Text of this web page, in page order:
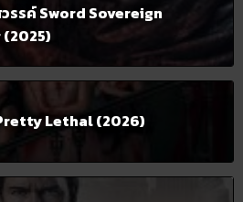
รรค์ Sword Sovereign
Lethal (2026)